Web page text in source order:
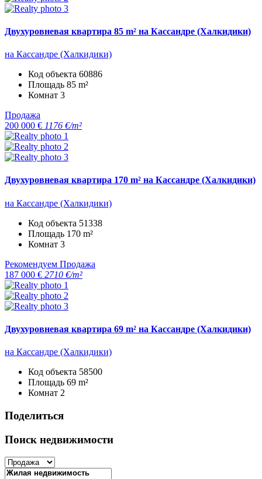
Двухуровневая квартира 85 m² на Кассандре (Халкидики)
на Кассандре (Халкидики)
Код объекта 60886
Площадь 85 m²
Комнат 3
Продажа
200 000 € 1176 €/m²
Двухуровневая квартира 170 m² на Кассандре (Халкидики)
на Кассандре (Халкидики)
Код объекта 51338
Площадь 170 m²
Комнат 3
Рекомендуем Продажа
187 000 € 2710 €/m²
Двухуровневая квартира 69 m² на Кассандре (Халкидики)
на Кассандре (Халкидики)
Код объекта 58500
Площадь 69 m²
Комнат 2
Поделиться
Поиск недвижимости